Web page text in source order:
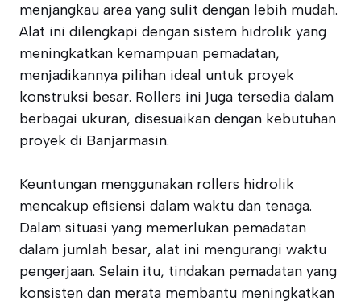
menjangkau area yang sulit dengan lebih mudah.
Alat ini dilengkapi dengan sistem hidrolik yang
meningkatkan kemampuan pemadatan,
menjadikannya pilihan ideal untuk proyek
konstruksi besar. Rollers ini juga tersedia dalam
berbagai ukuran, disesuaikan dengan kebutuhan
proyek di Banjarmasin.
Keuntungan menggunakan rollers hidrolik
mencakup efisiensi dalam waktu dan tenaga.
Dalam situasi yang memerlukan pemadatan
dalam jumlah besar, alat ini mengurangi waktu
pengerjaan. Selain itu, tindakan pemadatan yang
konsisten dan merata membantu meningkatkan